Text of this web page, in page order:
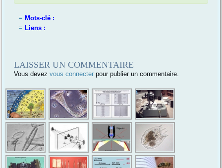
Mots-clé :
Liens :
LAISSER UN COMMENTAIRE
Vous devezvous connecter pour publier un commentaire.